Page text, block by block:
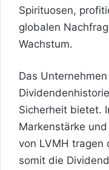
Spirituosen,
globalen
Wachstum.
Das
Sicherheit bietet.
Markenstärke
von LVMH tragen
somit die